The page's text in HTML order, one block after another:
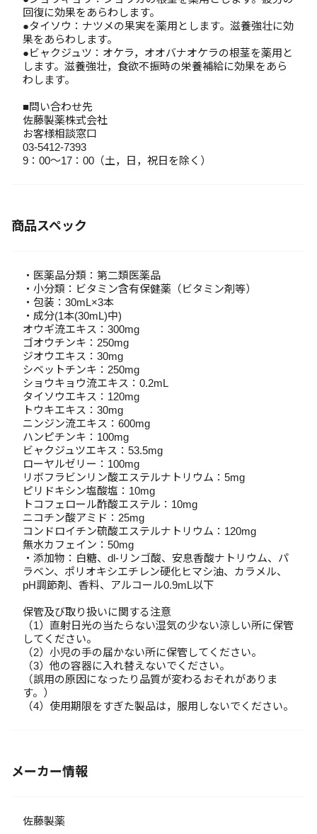
回復に効果をあらわします。
●タイソウ：ナツメの果実を薬用とします。滋養強壮に効
果をあらわします。
●ビャクジュツ：オケラ，オオバナオケラの根茎を薬用と
します。滋養強壮，食欲不振時の栄養補給に効果をあら
わします。
■問い合わせ先
佐藤製薬株式会社
お客様相談窓口
03-5412-7393
9：00～17：00（土，日，祝日を除く）
商品スペック
・医薬品分類：第二類医薬品
・小分類：ビタミン含有保健薬（ビタミン剤等）
・包装：30mL×3本
・成分(1本(30mL)中)
オウギ流エキス：300mg
ゴオウチンキ：250mg
ジオウエキス：30mg
シベットチンキ：250mg
ショウキョウ流エキス：0.2mL
タイソウエキス：120mg
トウキエキス：30mg
ニンジン流エキス：600mg
ハンピチンキ：100mg
ビャクジュツエキス：53.5mg
ローヤルゼリー：100mg
リボフラビンリン酸エステルナトリウム：5mg
ピリドキシン塩酸塩：10mg
トコフェロール酢酸エステル：10mg
ニコチン酸アミド：25mg
コンドロイチン硫酸エステルナトリウム：120mg
無水カフェイン：50mg
・添加物：白糖、dl-リンゴ酸、安息香酸ナトリウム、パ
ラベン、ポリオキシエチレン硬化ヒマシ油、カラメル、
pH調節剤、香料、アルコール0.9mL以下
保管及び取り扱いに関する注意
（1）直射日光の当たらない湿気の少ない涼しい所に保管
してください。
（2）小児の手の届かない所に保管してください。
（3）他の容器に入れ替えないでください。
（誤用の原因になったり品質が変わるおそれがありま
す。）
（4）使用期限をすぎた製品は，服用しないでください。
メーカー情報
佐藤製薬